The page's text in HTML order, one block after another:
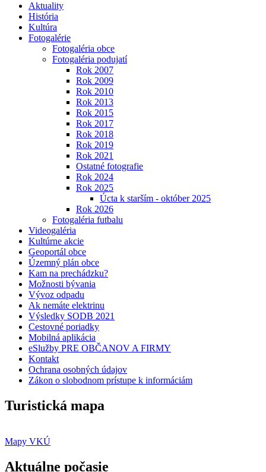
Aktuality
História
Kultúra
Fotogalérie
Fotogaléria obce
Fotogaléria podujatí
Rok 2007
Rok 2009
Rok 2010
Rok 2013
Rok 2015
Rok 2017
Rok 2018
Rok 2019
Rok 2021
Ostatné fotografie
Rok 2024
Rok 2025
Úcta k starším - október 2025
Rok 2026
Fotogaléria futbalu
Videogaléria
Kultúrne akcie
Geoportál obce
Územný plán obce
Kam na prechádzku?
Možnosti bývania
Vývoz odpadu
Ak nemáte elektrinu
Výsledky SODB 2021
Cestovné poriadky
Mobilná aplikácia
eSlužby PRE OBČANOV A FIRMY
Kontakt
Ochrana osobných údajov
Zákon o slobodnom prístupe k informáciám
Turistická mapa
Mapy VKÚ
Aktuálne počasie